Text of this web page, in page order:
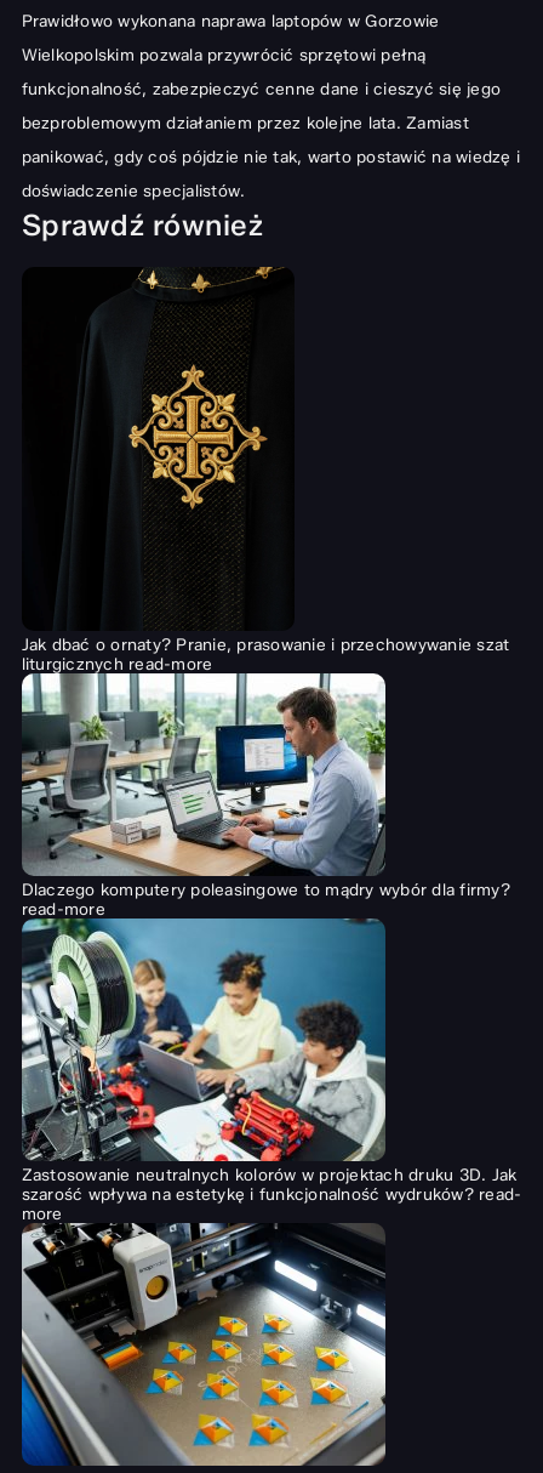
Prawidłowo wykonana naprawa laptopów w Gorzowie
Wielkopolskim pozwala przywrócić sprzętowi pełną
funkcjonalność, zabezpieczyć cenne dane i cieszyć się jego
bezproblemowym działaniem przez kolejne lata. Zamiast
panikować, gdy coś pójdzie nie tak, warto postawić na wiedzę i
doświadczenie specjalistów.
Sprawdź również
Jak dbać o ornaty? Pranie, prasowanie i przechowywanie szat
liturgicznych read-more
Dlaczego komputery poleasingowe to mądry wybór dla firmy?
read-more
Zastosowanie neutralnych kolorów w projektach druku 3D. Jak
szarość wpływa na estetykę i funkcjonalność wydruków? read-
more